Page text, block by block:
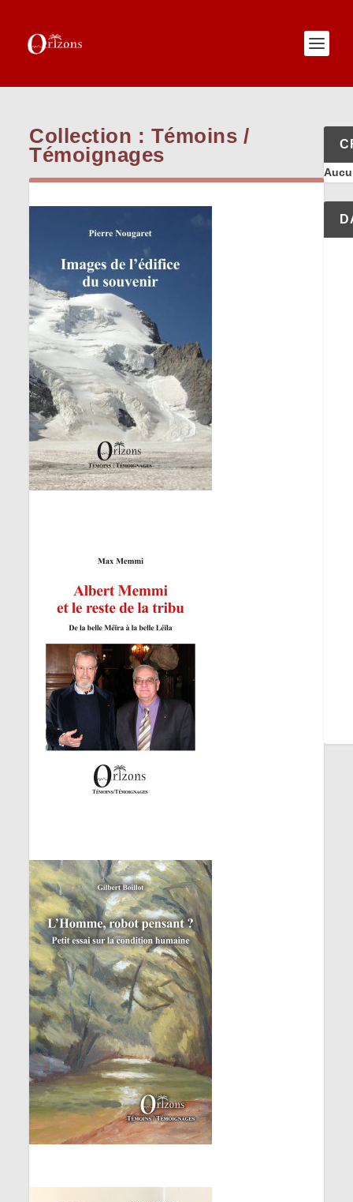
Collection : Témoins /
Témoignages